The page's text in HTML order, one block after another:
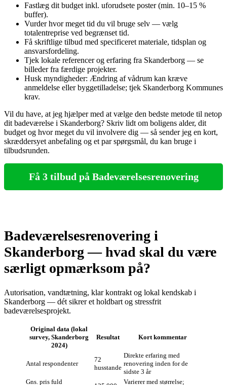
Fastlæg dit budget inkl. uforudsete poster (min. 10–15 %
buffer).
Vurder hvor meget tid du vil bruge selv — vælg
totalentreprise ved begrænset tid.
Få skriftlige tilbud med specificeret materiale, tidsplan og
ansvarsfordeling.
Tjek lokale referencer og erfaring fra Skanderborg — se
billeder fra færdige projekter.
Husk myndigheder: Ændring af vådrum kan kræve
anmeldelse eller byggetilladelse; tjek Skanderborg Kommunes
krav.
Vil du have, at jeg hjælper med at vælge den bedste metode til netop
dit badeværelse i Skanderborg? Skriv lidt om boligens alder, dit
budget og hvor meget du vil involvere dig — så sender jeg en kort,
skræddersyet anbefaling og et par spørgsmål, du kan bruge i
tilbudsrunden.
Få 3 tilbud på Badeværelsesrenovering
Badeværelsesrenovering i
Skanderborg — hvad skal du være
særligt opmærksom på?
Autorisation, vandtætning, klar kontrakt og lokal kendskab i
Skanderborg — dét sikrer et holdbart og stressfrit
badeværelsesprojekt.
Original data (lokal
survey, Skanderborg
2024)
Resultat Kort kommentar
Antal respondenter
72
husstande
Direkte erfaring med
renovering inden for de
sidste 3 år
Gns. pris fuld
Varierer med størrelse;